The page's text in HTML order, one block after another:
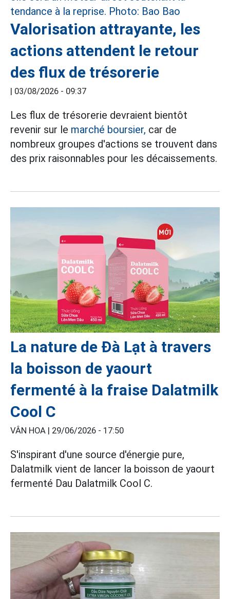
Valorisation attrayante, les
actions attendent le retour
des flux de trésorerie
| 03/08/2026 - 09:37
Les flux de trésorerie devraient bientôt
revenir sur le marché boursier, car de
nombreux groupes d'actions se trouvent dans
des prix raisonnables pour les décaissements.
La nature de Đà Lạt à travers
la boisson de yaourt
fermenté à la fraise Dalatmilk
Cool C
VÂN HOA | 29/06/2026 - 17:50
S'inspirant d'une source d'énergie pure,
Dalatmilk vient de lancer la boisson de yaourt
fermenté Dau Dalatmilk Cool C.